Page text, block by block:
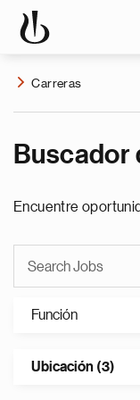
Carreras
Buscador
Encuentre
Función
Ubicación (3)